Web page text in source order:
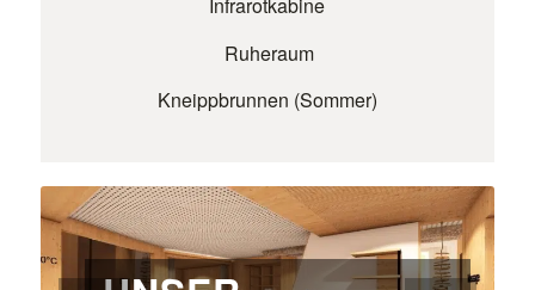
Ruheraum
Kneippbrunnen (Sommer)